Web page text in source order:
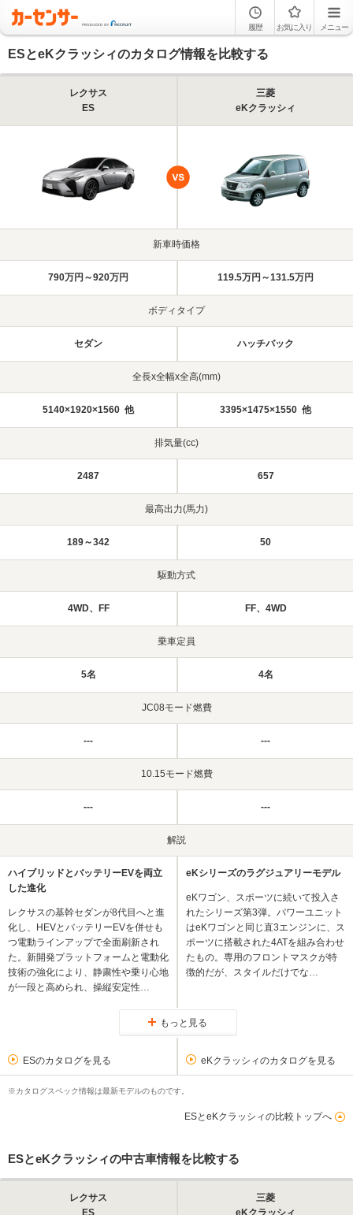
履歴 お気に入り メニュー
ESとeKクラッシィのカタログ情報を比較する
レクサス
ES
三菱
eKクラッシィ
新車時価格
790万円～920万円 119.5万円～131.5万円
ボディタイプ
セダン ハッチバック
全長x全幅x全高(mm)
5140×1920×1560 他 3395×1475×1550 他
排気量(cc)
2487 657
最高出力(馬力)
189～342 50
駆動方式
4WD、FF FF、4WD
乗車定員
5名 4名
JC08モード燃費
--- ---
10.15モード燃費
--- ---
解説
ハイブリッドとバッテリーEVを両立
した進化
レクサスの基幹セダンが8代目へと進
化し、HEVとバッテリーEVを併せも
つ電動ラインアップで全面刷新され
た。新開発プラットフォームと電動化
技術の強化により、静粛性や乗り心地
が一段と高められ、操縦安定性…
eKシリーズのラグジュアリーモデル
eKワゴン、スポーツに続いて投入さ
れたシリーズ第3弾。パワーユニット
はeKワゴンと同じ直3エンジンに、ス
ポーツに搭載された4ATを組み合わせ
たもの。専用のフロントマスクが特
徴的だが、スタイルだけでな…
もっと見る
ESのカタログを見る eKクラッシィのカタログを見る
※カタログスペック情報は最新モデルのものです。
ESとeKクラッシィの比較トップへ
ESとeKクラッシィの中古車情報を比較する
レクサス
三菱